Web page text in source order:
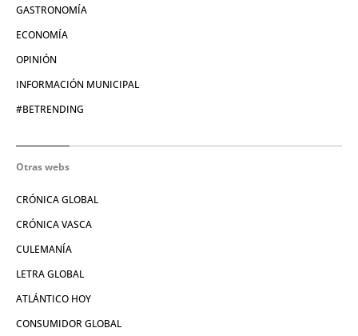
GASTRONOMÍA
ECONOMÍA
OPINIÓN
INFORMACIÓN MUNICIPAL
#BETRENDING
Otras webs
CRÓNICA GLOBAL
CRÓNICA VASCA
CULEMANÍA
LETRA GLOBAL
ATLÁNTICO HOY
CONSUMIDOR GLOBAL